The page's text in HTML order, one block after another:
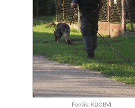
Forrás: KDOBVI